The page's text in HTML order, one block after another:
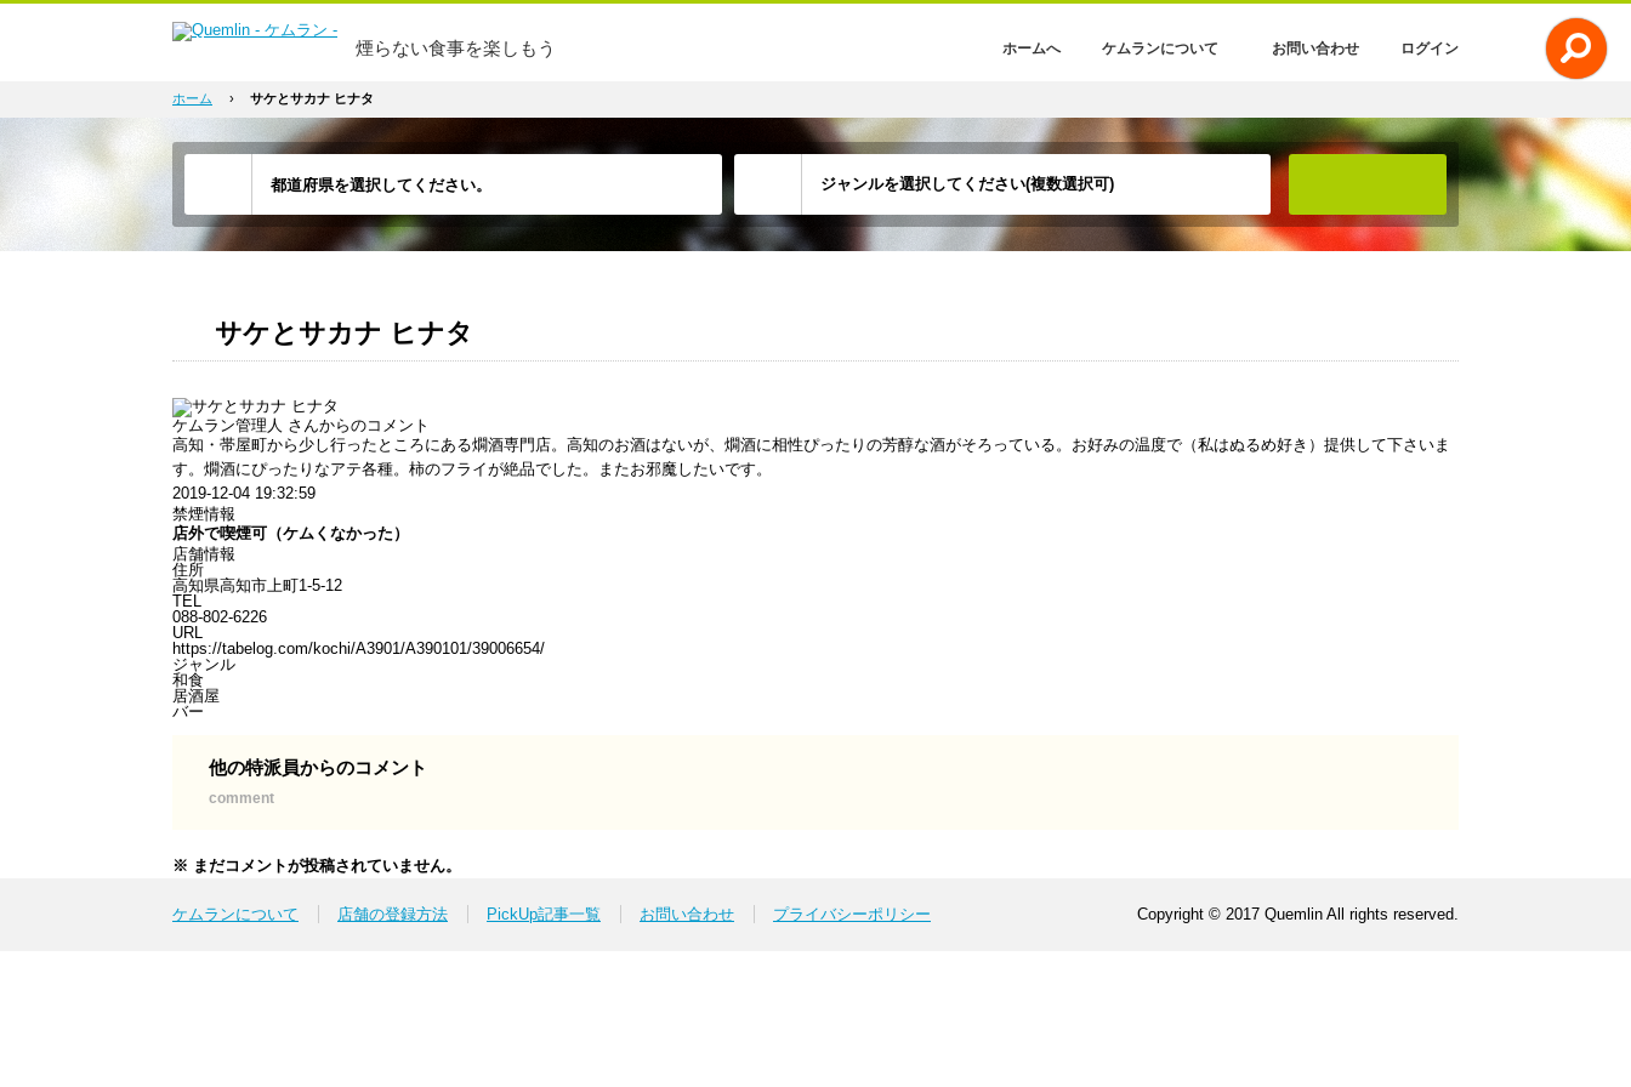
煙らない食事を楽しもう ホームへ ケムランについて お問い合わせ ログイン
ホーム › サケとサカナ ヒナタ
ジャンルを選択してください(複数選択可) 検索
サケとサカナ ヒナタ
ケムラン管理人 さんからのコメント
高知・帯屋町から少し行ったところにある燗酒専門店。高知のお酒はないが、燗酒に相性ぴったりの芳醇な酒がそろっている。お好みの温度で（私はぬるめ好き）提供して下さいま
す。燗酒にぴったりなアテ各種。柿のフライが絶品でした。またお邪魔したいです。
2019-12-04 19:32:59
禁煙情報
店外で喫煙可（ケムくなかった）
店舗情報
住所
高知県高知市上町1-5-12
TEL
088-802-6226
URL
https://tabelog.com/kochi/A3901/A390101/39006654/
ジャンル
和食
居酒屋
バー
他の特派員からのコメント
comment
※ まだコメントが投稿されていません。
ケムランについて 店舗の登録方法 PickUp記事一覧 お問い合わせ プライバシーポリシー Copyright © 2017 Quemlin All rights reserved.